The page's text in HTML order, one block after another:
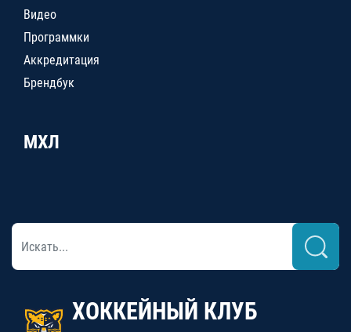
Видео
Программки
Аккредитация
Брендбук
МХЛ
ХОККЕЙНЫЙ КЛУБ